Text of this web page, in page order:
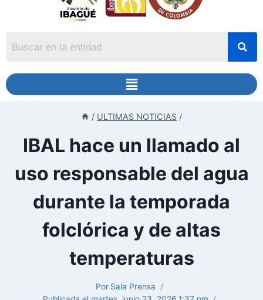
/ ULTIMAS NOTICIAS /
IBAL hace un llamado al
uso responsable del agua
durante la temporada
folclórica y de altas
temperaturas
Por Sala Prensa